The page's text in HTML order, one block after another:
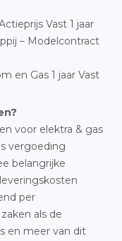
Vast 1 jaar
– Modelcontract
en Gas 1 jaar Vast
voor elektra & gas
vergoeding
belangrijke
per
als de
en meer van dit